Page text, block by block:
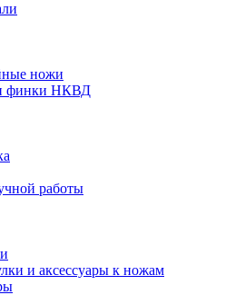
ножи
финки НКВД
работы
и аксессуары к ножам